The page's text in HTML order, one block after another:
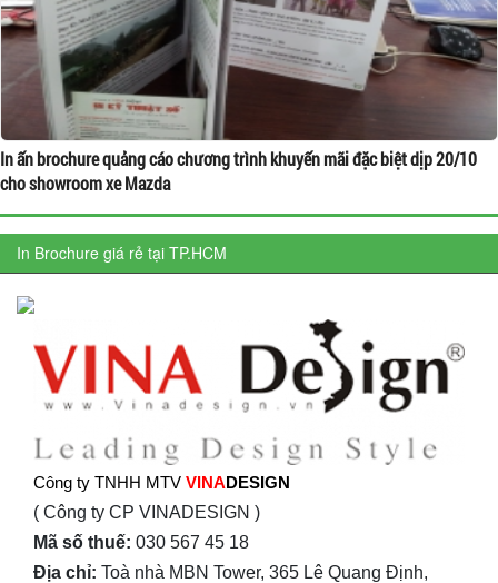
In ấn brochure quảng cáo chương trình khuyến mãi đặc biệt dịp 20/10
cho showroom xe Mazda
In Brochure giá rẻ tại TP.HCM
Công ty TNHH MTV VINADESIGN
( Công ty CP VINADESIGN )
Mã số thuế: 030 567 45 18
Địa chỉ: Toà nhà MBN Tower, 365 Lê Quang Định,